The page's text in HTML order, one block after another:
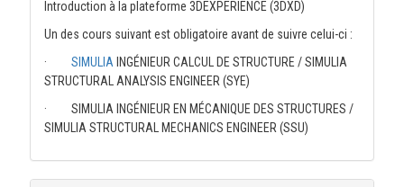
Introduction à la plateforme 3DEXPERIENCE (3DXD)
Un des cours suivant est obligatoire avant de suivre celui-ci :
· SIMULIA INGÉNIEUR CALCUL DE STRUCTURE / SIMULIA
STRUCTURAL ANALYSIS ENGINEER (SYE)
· SIMULIA INGÉNIEUR EN MÉCANIQUE DES STRUCTURES /
SIMULIA STRUCTURAL MECHANICS ENGINEER (SSU)